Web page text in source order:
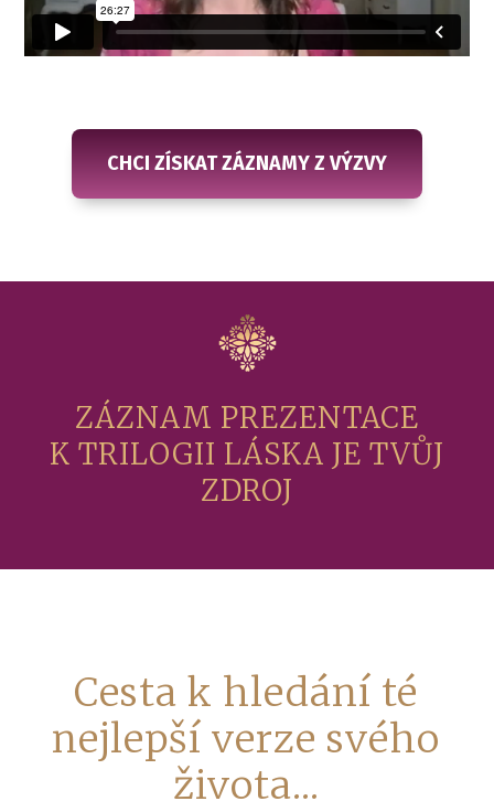
CHCI ZÍSKAT ZÁZNAMY Z VÝZVY
ZÁZNAM PREZENTACE
K TRILOGII LÁSKA JE TVŮJ
ZDROJ
Cesta k hledání té
nejlepší verze svého
života...